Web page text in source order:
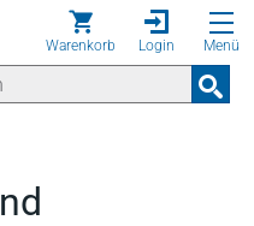
Warenkorb Login Menü